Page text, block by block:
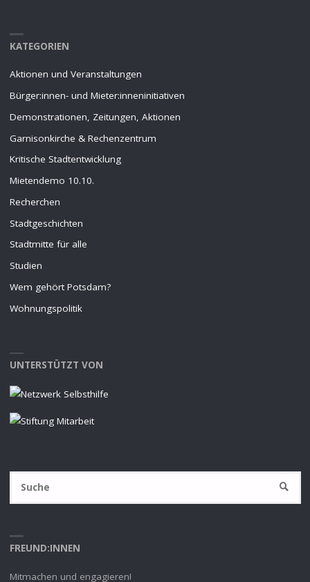
KATEGORIEN
Aktionen und Veranstaltungen
Bürger:innen- und Mieter:inneninitiativen
Demonstrationen, Zeitungen, Aktionen
Garnisonkirche & Rechenzentrum
Kritische Stadtentwicklung
Mietendemo 10.10.
Recherchen
Stadtgeschichten
Stadtmitte für alle
Studien
Wem gehört Potsdam?
Wohnungspolitik
UNTERSTÜTZT VON
SUCHE
FREUND:INNEN
Mitmachen und engagieren!